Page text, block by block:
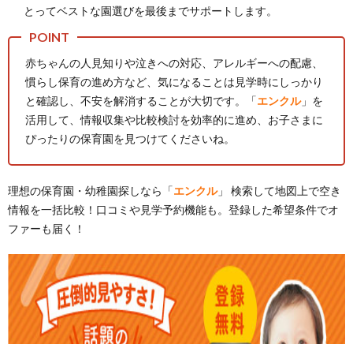
とってベストな園選びを最後までサポートします。
赤ちゃんの人見知りや泣きへの対応、アレルギーへの配慮、
慣らし保育の進め方など、気になることは見学時にしっかり
と確認し、不安を解消することが大切です。「エンクル」を
活用して、情報収集や比較検討を効率的に進め、お子さまに
ぴったりの保育園を見つけてくださいね。
理想の保育園・幼稚園探しなら「エンクル」 検索して地図上で空き
情報を一括比較！口コミや見学予約機能も。登録した希望条件でオ
ファーも届く！